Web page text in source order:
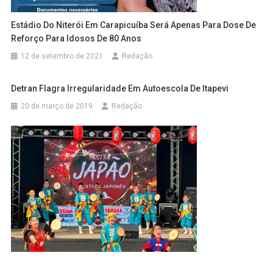
Estádio Do Niterói Em Carapicuíba Será Apenas Para Dose De
Reforço Para Idosos De 80 Anos
12 de setembro de 2021 Redação
Detran Flagra Irregularidade Em Autoescola De Itapevi
20 de março de 2019 Redação